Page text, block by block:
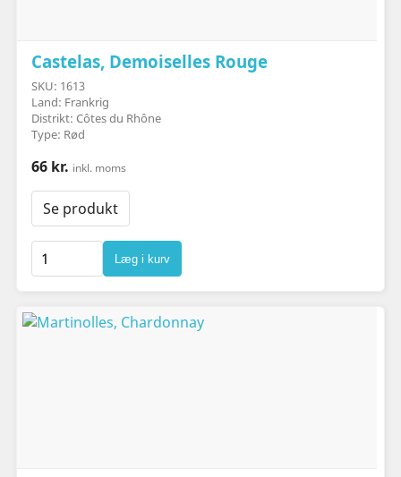
Castelas, Demoiselles Rouge
SKU: 1613
Land: Frankrig
Distrikt: Côtes du Rhône
Type: Rød
66 kr. inkl. moms
Se produkt
Læg i kurv